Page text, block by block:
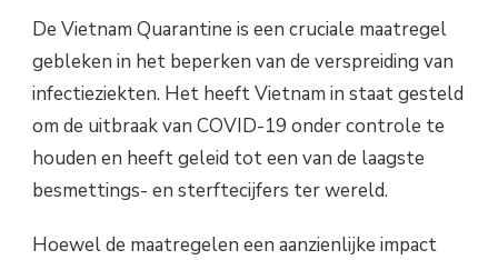
De Vietnam Quarantine is een cruciale maatregel
gebleken in het beperken van de verspreiding van
infectieziekten. Het heeft Vietnam in staat gesteld
om de uitbraak van COVID-19 onder controle te
houden en heeft geleid tot een van de laagste
besmettings- en sterftecijfers ter wereld.
Hoewel de maatregelen een aanzienlijke impact